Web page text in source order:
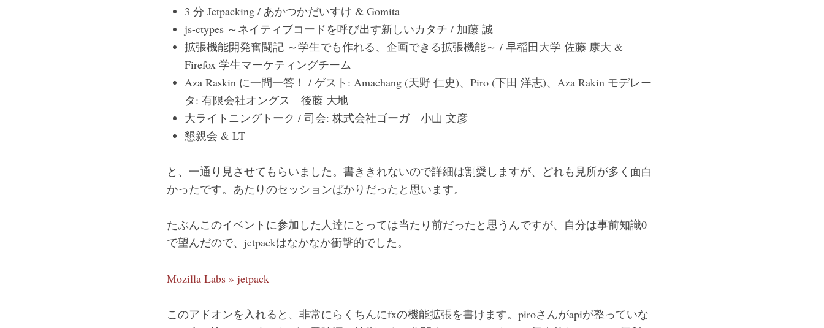
3 分 Jetpacking / あかつかだいすけ & Gomita
js-ctypes ～ネイティブコードを呼び出す新しいカタチ / 加藤 誠
拡張機能開発奮闘記 ～学生でも作れる、企画できる拡張機能～ / 早稲田大学 佐藤 康大 &
Firefox 学生マーケティングチーム
Aza Raskin に一問一答！ / ゲスト: Amachang (天野 仁史)、Piro (下田 洋志)、Aza Rakin モデレー
タ: 有限会社オングス 後藤 大地
大ライトニングトーク / 司会: 株式会社ゴーガ 小山 文彦
懇親会 & LT
と、一通り見させてもらいました。書ききれないので詳細は割愛しますが、どれも見所が多く面白
かったです。あたりのセッションばかりだったと思います。
たぶんこのイベントに参加した人達にとっては当たり前だったと思うんですが、自分は事前知識0
で望んだので、jetpackはなかなか衝撃的でした。
Mozilla Labs » jetpack
このアドオンを入れると、非常にらくちんにfxの機能拡張を書けます。piroさんがapiが整っていな